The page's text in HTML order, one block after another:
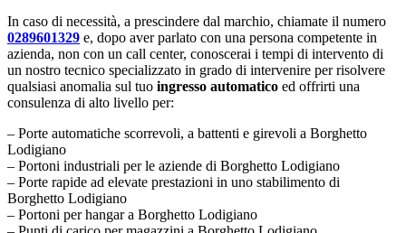
In caso di necessità, a prescindere dal marchio, chiamate il numero
0289601329 e, dopo aver parlato con una persona competente in
azienda, non con un call center, conoscerai i tempi di intervento di
un nostro tecnico specializzato in grado di intervenire per risolvere
qualsiasi anomalia sul tuo ingresso automatico ed offrirti una
consulenza di alto livello per:
– Porte automatiche scorrevoli, a battenti e girevoli a Borghetto
Lodigiano
– Portoni industriali per le aziende di Borghetto Lodigiano
– Porte rapide ad elevate prestazioni in uno stabilimento di
Borghetto Lodigiano
– Portoni per hangar a Borghetto Lodigiano